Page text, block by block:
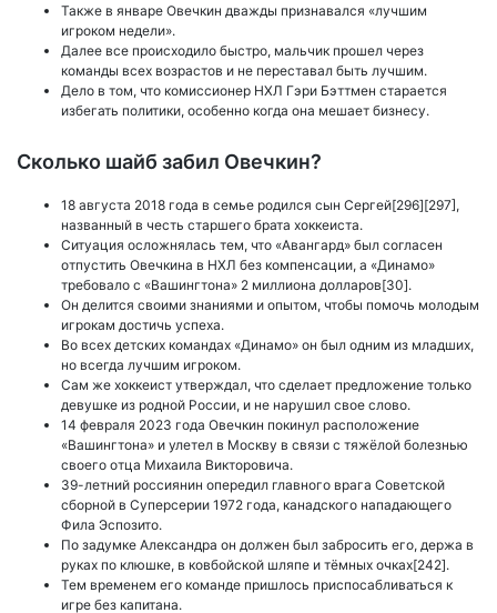
Также в январе Овечкин дважды признавался «лучшим
игроком недели».
Далее все происходило быстро, мальчик прошел через
команды всех возрастов и не переставал быть лучшим.
Дело в том, что комиссионер НХЛ Гэри Бэттмен старается
избегать политики, особенно когда она мешает бизнесу.
Сколько шайб забил Овечкин?
18 августа 2018 года в семье родился сын Сергей[296][297],
названный в честь старшего брата хоккеиста.
Ситуация осложнялась тем, что «Авангард» был согласен
отпустить Овечкина в НХЛ без компенсации, а «Динамо»
требовало с «Вашингтона» 2 миллиона долларов[30].
Он делится своими знаниями и опытом, чтобы помочь молодым
игрокам достичь успеха.
Во всех детских командах «Динамо» он был одним из младших,
но всегда лучшим игроком.
Сам же хоккеист утверждал, что сделает предложение только
девушке из родной России, и не нарушил свое слово.
14 февраля 2023 года Овечкин покинул расположение
«Вашингтона» и улетел в Москву в связи с тяжёлой болезнью
своего отца Михаила Викторовича.
39-летний россиянин опередил главного врага Советской
сборной в Суперсерии 1972 года, канадского нападающего
Фила Эспозито.
По задумке Александра он должен был забросить его, держа в
руках по клюшке, в ковбойской шляпе и тёмных очках[242].
Тем временем его команде пришлось приспосабливаться к
игре без капитана.